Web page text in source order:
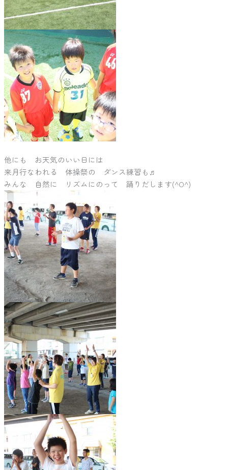
他にも お天気のいい日には
来月行なわれる 体操祭の ダンス練習も♬
みんな 自然に リズムにのって 踊りだします(^O^)